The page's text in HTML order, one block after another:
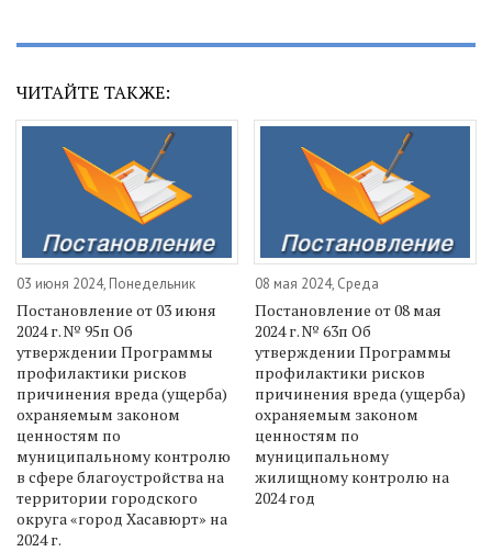
ЧИТАЙТЕ ТАКЖЕ:
03 июня 2024, Понедельник
Постановление от 03 июня
2024 г. № 95п Об
утверждении Программы
профилактики рисков
причинения вреда (ущерба)
охраняемым законом
ценностям по
муниципальному контролю
в сфере благоустройства на
территории городского
округа «город Хасавюрт» на
2024 г.
08 мая 2024, Среда
Постановление от 08 мая
2024 г. № 63п Об
утверждении Программы
профилактики рисков
причинения вреда (ущерба)
охраняемым законом
ценностям по
муниципальному
жилищному контролю на
2024 год